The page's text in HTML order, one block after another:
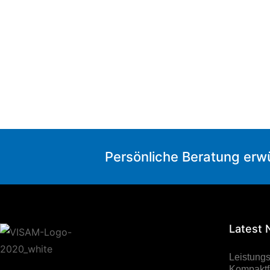
Persönliche Beratung
Latest